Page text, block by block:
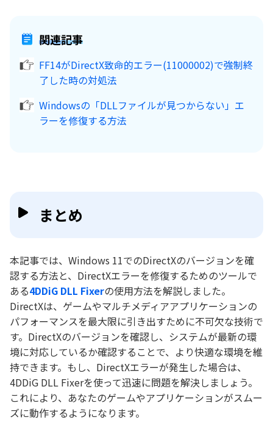
関連記事
FF14がDirectX致命的エラー(11000002)で強制終
了した時の対処法
Windowsの「DLLファイルが見つからない」エ
ラーを修復する方法
まとめ
本記事では、Windows 11でのDirectXのバージョンを確
認する方法と、DirectXエラーを修復するためのツールで
ある4DDiG DLL Fixerの使用方法を解説しました。
DirectXは、ゲームやマルチメディアアプリケーションの
パフォーマンスを最大限に引き出すために不可欠な技術で
す。DirectXのバージョンを確認し、システムが最新の環
境に対応しているか確認することで、より快適な環境を維
持できます。もし、DirectXエラーが発生した場合は、
4DDiG DLL Fixerを使って迅速に問題を解決しましょう。
これにより、あなたのゲームやアプリケーションがスムー
ズに動作するようになります。